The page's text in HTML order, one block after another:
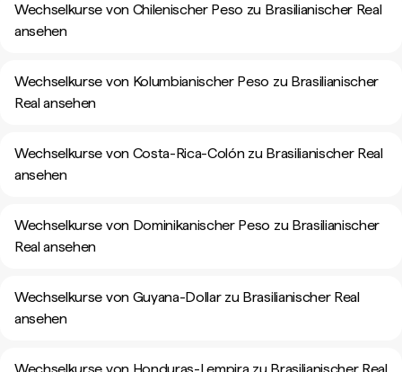
Wechselkurse von Chilenischer Peso zu Brasilianischer Real
ansehen
Wechselkurse von Kolumbianischer Peso zu Brasilianischer
Real ansehen
Wechselkurse von Costa-Rica-Colón zu Brasilianischer Real
ansehen
Wechselkurse von Dominikanischer Peso zu Brasilianischer
Real ansehen
Wechselkurse von Guyana-Dollar zu Brasilianischer Real
ansehen